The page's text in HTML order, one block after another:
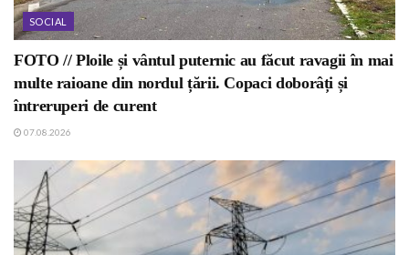
SOCIAL
FOTO // Ploile și vântul puternic au făcut ravagii în mai
multe raioane din nordul țării. Copaci doborâți și
întreruperi de curent
07.08.2026